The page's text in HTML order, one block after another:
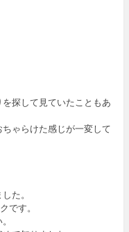
探して見ていたこともあ
ゃらけた感じが一変して
た。
です。